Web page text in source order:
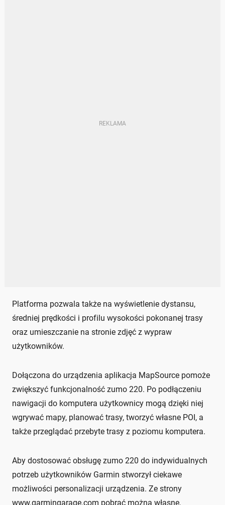
Platforma pozwala także na wyświetlenie dystansu,
średniej prędkości i profilu wysokości pokonanej trasy
oraz umieszczanie na stronie zdjęć z wypraw
użytkowników.
Dołączona do urządzenia aplikacja MapSource pomoże
zwiększyć funkcjonalność zumo 220. Po podłączeniu
nawigacji do komputera użytkownicy mogą dzięki niej
wgrywać mapy, planować trasy, tworzyć własne POI, a
także przeglądać przebyte trasy z poziomu komputera.
Aby dostosować obsługę zumo 220 do indywidualnych
potrzeb użytkowników Garmin stworzył ciekawe
możliwości personalizacji urządzenia. Ze strony
www.garmingarage.com pobrać można własne,